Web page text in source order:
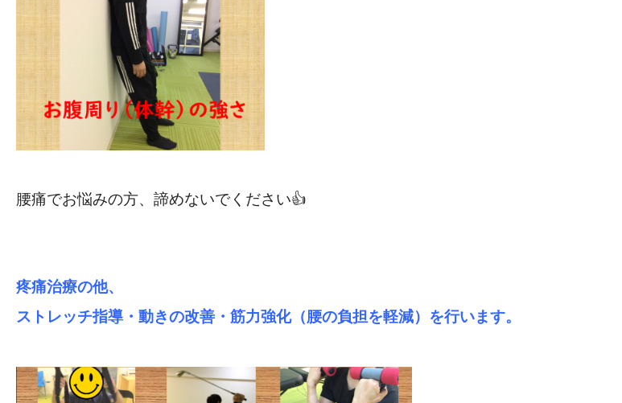
腰痛でお悩みの方、諦めないでください👍
疼痛治療の他、
ストレッチ指導・動きの改善・筋力強化（腰の負担を軽減）を行います。